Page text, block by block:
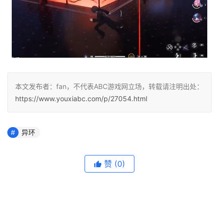
本文发布者：fan，不代表ABC游戏网立场，转载请注明出处：
https://www.youxiabc.com/p/27054.html
异环
赞 (0)